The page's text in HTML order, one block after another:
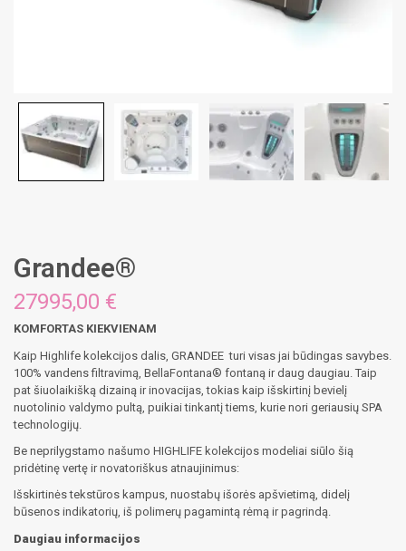
Grandee®
27995,00 €
KOMFORTAS KIEKVIENAM
Kaip Highlife kolekcijos dalis, GRANDEE turi visas jai būdingas savybes.
100% vandens filtravimą, BellaFontana® fontaną ir daug daugiau. Taip
pat šiuolaikišką dizainą ir inovacijas, tokias kaip išskirtinį bevielį
nuotolinio valdymo pultą, puikiai tinkantį tiems, kurie nori geriausių SPA
technologijų.
Be neprilygstamo našumo HIGHLIFE kolekcijos modeliai siūlo šią
pridėtinę vertę ir novatoriškus atnaujinimus:
Išskirtinės tekstūros kampus, nuostabų išorės apšvietimą, didelį
būsenos indikatorių, iš polimerų pagamintą rėmą ir pagrindą.
Daugiau informacijos